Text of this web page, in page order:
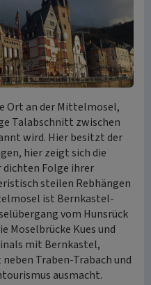
Ort an der Mittelmosel,
Talabschnitt zwischen
wird. Hier besitzt der
hier zeigt sich die
dichten Folge ihrer
steilen Rebhängen
ist Bernkastel-
vom Hunsrück
Moselbrücke Kues und
mit Bernkastel,
Traben-Trabach und
ausmacht.